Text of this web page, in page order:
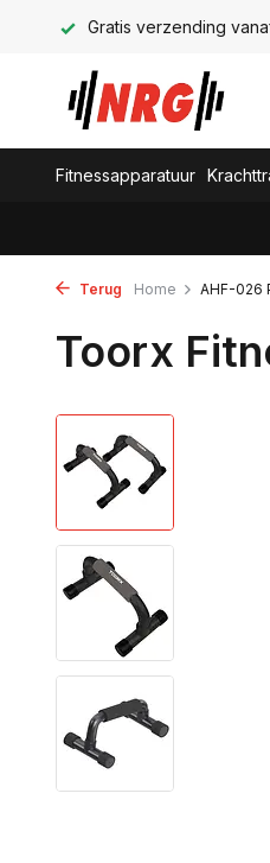
Gratis verzending
Fitnessapparatuur
Terug Home AHF-026
Toorx